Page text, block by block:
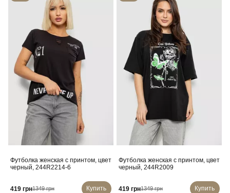
Футболка женская с принтом, цвет
черный, 244R2214-6
419 грн1349 грн Купить
Футболка женская с принтом, цвет
черный, 244R2009
419 грн1349 грн Купить